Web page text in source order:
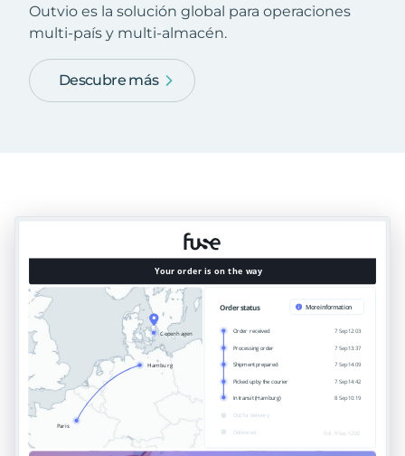
Outvio es la solución global para operaciones
multi-país y multi-almacén.
Descubre más